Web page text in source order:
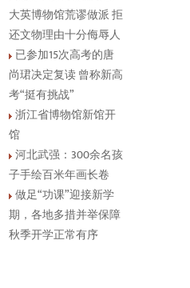
大英博物馆荒谬做派 拒
还文物理由十分侮辱人
已参加15次高考的唐
尚珺决定复读 曾称新高
考“挺有挑战”
浙江省博物馆新馆开
馆
河北武强：300余名孩
子手绘百米年画长卷
做足“功课”迎接新学
期，各地多措并举保障
秋季开学正常有序